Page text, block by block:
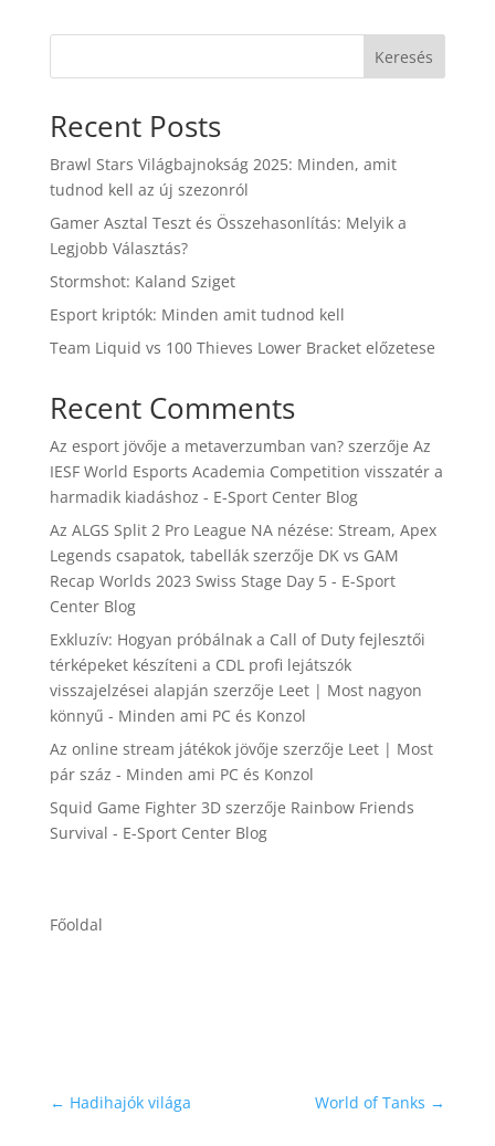
Keresés
Recent Posts
Brawl Stars Világbajnokság 2025: Minden, amit
tudnod kell az új szezonról
Gamer Asztal Teszt és Összehasonlítás: Melyik a
Legjobb Választás?
Stormshot: Kaland Sziget
Esport kriptók: Minden amit tudnod kell
Team Liquid vs 100 Thieves Lower Bracket előzetese
Recent Comments
Az esport jövője a metaverzumban van?szerzője Az
IESF World Esports Academia Competition visszatér a
harmadik kiadáshoz - E-Sport Center Blog
Az ALGS Split 2 Pro League NA nézése: Stream, Apex
Legends csapatok, tabellákszerzője DK vs GAM
Recap Worlds 2023 Swiss Stage Day 5 - E-Sport
Center Blog
Exkluzív: Hogyan próbálnak a Call of Duty fejlesztői
térképeket készíteni a CDL profi lejátszók
visszajelzései alapján szerzője Leet | Most nagyon
könnyű - Minden ami PC és Konzol
Az online stream játékok jövője szerzője Leet | Most
pár száz - Minden ami PC és Konzol
Squid Game Fighter 3Dszerzője Rainbow Friends
Survival - E-Sport Center Blog
Főoldal
← Hadihajók világa World of Tanks →